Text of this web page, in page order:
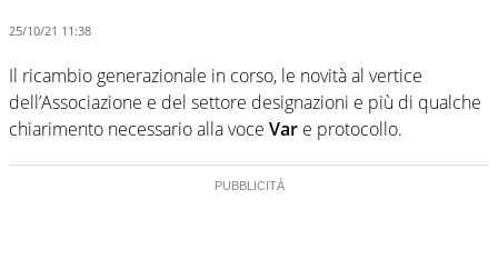
25/10/21 11:38
Il ricambio generazionale in corso, le novità al vertice
dell’Associazione e del settore designazioni e più di qualche
chiarimento necessario alla voce Var e protocollo.